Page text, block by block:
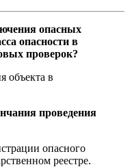
опасных
опасности в
проверок?
объекта в
проведения
опасного
реестре.